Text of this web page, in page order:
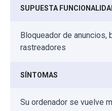
SUPUESTA
Bloqueador de anuncios,
rastreadores
SÍNTOMAS
Su ordenador se vuelve